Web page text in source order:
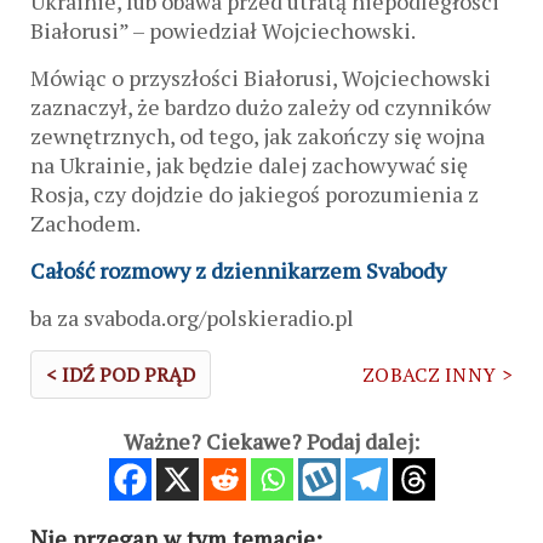
Białorusi” – powiedział Wojciechowski.
Mówiąc o przyszłości Białorusi, Wojciechowski
zaznaczył, że bardzo dużo zależy od czynników
zewnętrznych, od tego, jak zakończy się wojna
na Ukrainie, jak będzie dalej zachowywać się
Rosja, czy dojdzie do jakiegoś porozumienia z
Zachodem.
Całość rozmowy z dziennikarzem Svabody
ba za svaboda.org/polskieradio.pl
< IDŹ POD PRĄD ZOBACZ INNY >
Ważne? Ciekawe? Podaj dalej: